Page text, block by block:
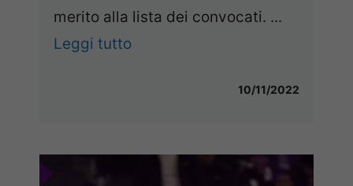
merito alla lista dei convocati. ...
Leggi tutto
10/11/2022